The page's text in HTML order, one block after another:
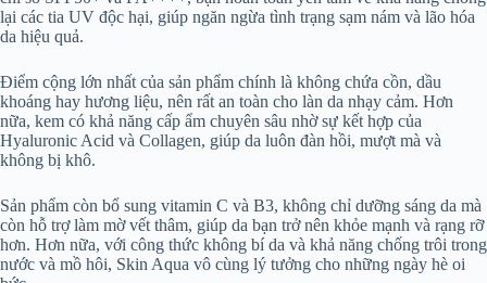
lại các tia UV độc hại, giúp ngăn ngừa tình trạng sạm nám và lão hóa
da hiệu quả.
Điểm cộng lớn nhất của sản phẩm chính là không chứa cồn, dầu
khoáng hay hương liệu, nên rất an toàn cho làn da nhạy cảm. Hơn
nữa, kem có khả năng cấp ẩm chuyên sâu nhờ sự kết hợp của
Hyaluronic Acid và Collagen, giúp da luôn đàn hồi, mượt mà và
không bị khô.
Sản phẩm còn bổ sung vitamin C và B3, không chỉ dưỡng sáng da mà
còn hỗ trợ làm mờ vết thâm, giúp da bạn trở nên khỏe mạnh và rạng rỡ
hơn. Hơn nữa, với công thức không bí da và khả năng chống trôi trong
nước và mồ hôi, Skin Aqua vô cùng lý tưởng cho những ngày hè oi